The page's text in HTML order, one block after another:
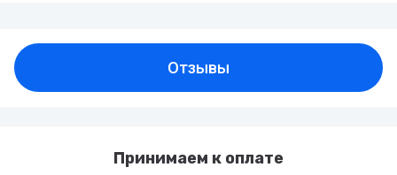
Отзывы
Принимаем к оплате